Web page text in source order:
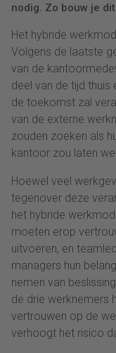
nodig. Zo bouw je
Het hybride
Volgens de laatste
van de
deel van de tijd thuis
de toekomst zal
van de externe
zouden zoeken als
kantoor zou laten
Hoewel veel
tegenover deze
het hybride
moeten erop
uitvoeren, en
managers hun
nemen van
de drie werknemers
vertrouwen op de
verhoogt het risico